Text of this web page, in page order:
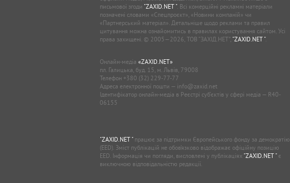
письмової згоди "ZAXID.NET ". Всі комерційні рекламні матеріали
позначені словами «Спецпроєкт», «Новини компаній» чи
«Партнерський матеріал». Детальніше щодо реклами та правил
цитування можна ознайомитись в правилах користування сайтом. Усі
права захищені. © 2005—2026, ТОВ “ЗАХІД.НЕТ”, "ZAXID.NET ".
Онлайн-медіа «ZAXID.NET»
пл. Галицька, буд. 15, м. Львів, 79008
Телефон +380 (32) 229-77-77
Адреса електронної пошти — info@zaxid.net
Ідентифікатор онлайн-медіа в Реєстрі суб'єктів у сфері медіа — R40-
06155
"ZAXID.NET "працює за підтримки Європейського фонду за демократію
(EED). Зміст публікацій не обов’язково відображає офіційну позицію
EED. Інформація чи погляди, висловлені у публікаціях "ZAXID.NET "є
виключною відповідальністю редакції.